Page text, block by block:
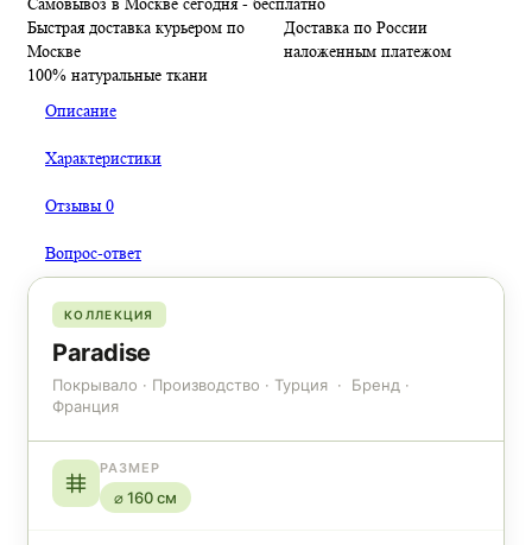
Самовывоз в Москве сегодня - бесплатно
Быстрая доставка курьером по
Москве
Доставка по России
наложенным платежом
100% натуральные ткани
Описание
Характеристики
Отзывы0
Вопрос-ответ
КОЛЛЕКЦИЯ
Paradise
Покрывало · Производство · Турция · Бренд ·
Франция
РАЗМЕР
⌀ 160 см